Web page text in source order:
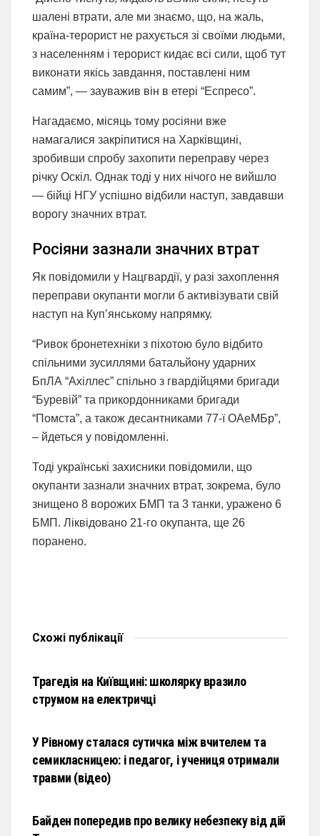
шалені втрати, але ми знаємо, що, на жаль,
країна-терорист не рахується зі своїми людьми,
з населенням і терорист кидає всі сили, щоб тут
виконати якісь завдання, поставлені ним
самим”, — зауважив він в етері “Еспресо”.
Нагадаємо, місяць тому росіяни вже
намагалися закріпитися на Харківщині,
зробивши спробу захопити переправу через
річку Оскіл. Однак тоді у них нічого не вийшло
— бійці НГУ успішно відбили наступ, завдавши
ворогу значних втрат.
Росіяни зазнали значних втрат
Як повідомили у Нацгвардії, у разі захоплення
переправи окупанти могли б активізувати свій
наступ на Куп’янському напрямку.
“Ривок бронетехніки з піхотою було відбито
спільними зусиллями батальйону ударних
БпЛА “Ахіллес” спільно з гвардійцями бригади
“Буревій” та прикордонниками бригади
“Помста”, а також десантниками 77-ї ОАеМБр”,
– йдеться у повідомленні.
Тоді українські захисники повідомили, що
окупанти зазнали значних втрат, зокрема, було
знищено 8 ворожих БМП та 3 танки, уражено 6
БМП. Ліквідовано 21-го окупанта, ще 26
поранено.
Схожі публікації
Трагедія на Київщині: школярку вразило
струмом на електричці
У Рівному сталася сутичка між вчителем та
семикласницею: і педагог, і учениця отримали
травми (відео)
Байден попередив про велику небезпеку від дій